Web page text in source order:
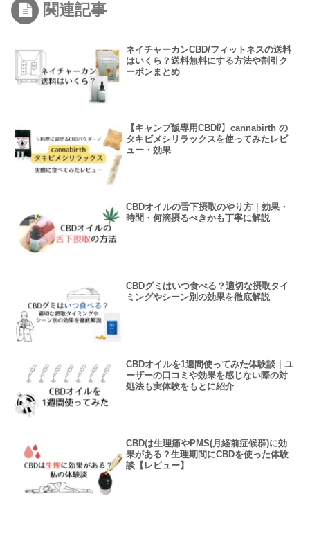
関連記事
ネイチャーカンCBD/フィットネスの送料
はいくら？送料無料にする方法や割引ク
ーポンまとめ
【キャンプ飯専用CBD⁉】cannabirth の
タキビメシリラックスを使ってみたレビ
ュー・効果
CBDオイルの舌下摂取のやり方｜効果・
時間・何滴摂るべきかも丁寧に解説
CBDグミはいつ食べる？適切な摂取タイ
ミングやシーン別の効果を徹底解説
CBDオイルを1週間使ってみた体験談｜ユ
ーザーの口コミや効果を感じない際の対
処法も実体験をもとに紹介
CBDは生理痛やPMS(月経前症候群)に効
果がある？生理期間にCBDを使った体験
談【レビュー】